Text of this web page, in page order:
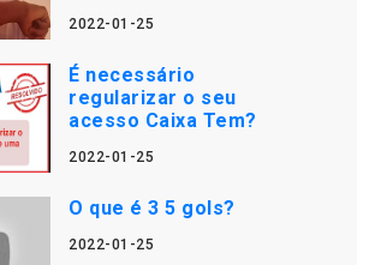
2022-01-25
É necessário
regularizar o seu
acesso Caixa Tem?
2022-01-25
O que é 3 5 gols?
2022-01-25